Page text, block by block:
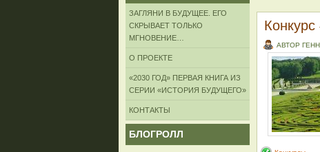
ЗАГЛЯНИ В БУДУЩЕЕ. ЕГО
СКРЫВАЕТ ТОЛЬКО
МГНОВЕНИЕ…
О ПРОЕКТЕ
«2030 ГОД» ПЕРВАЯ КНИГА ИЗ
СЕРИИ «ИСТОРИЯ БУДУЩЕГО»
КОНТАКТЫ
БЛОГРОЛЛ
АВТОР